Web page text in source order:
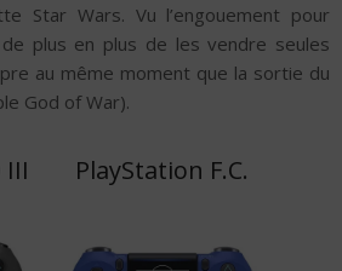
Star Wars. Vu l’engouement pour
de plus en plus de les vendre seules
au même moment que la sortie du
God of War).
III PlayStation F.C.